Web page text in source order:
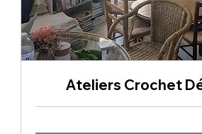
Ateliers Crochet